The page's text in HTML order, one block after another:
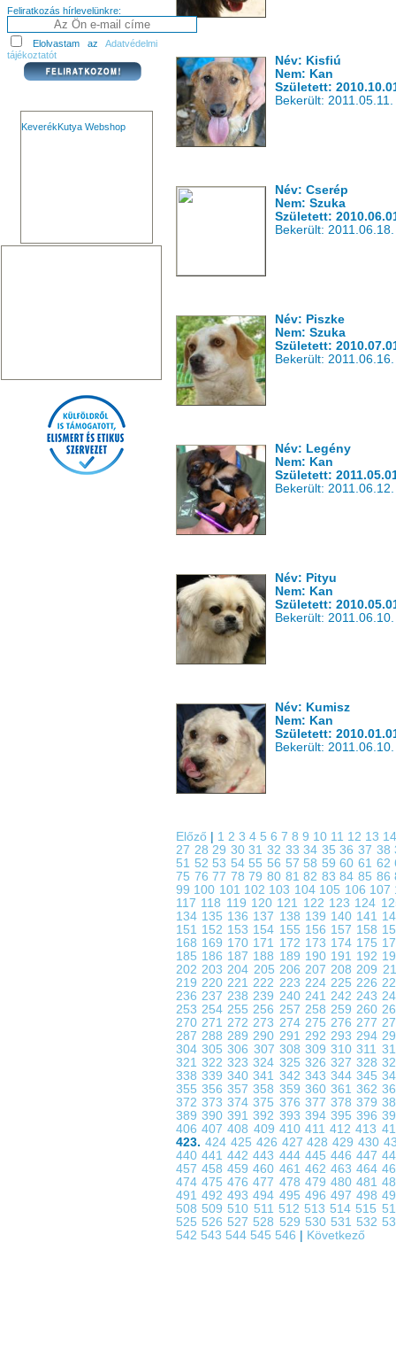
Feliratkozás hírlevelünkre:
Elolvastam az Adatvédelmi
tájékoztatót
KeverékKutya Webshop
Név: Kisfiú
Nem: Kan
Született:
Bekerült: 2011.05.11.
Név: Cserép
Nem: Szuka
Született:
Bekerült: 2011.06.18.
Név: Piszke
Nem: Szuka
Született:
Bekerült: 2011.06.16.
Név: Legény
Nem: Kan
Született:
Bekerült: 2011.06.12.
Név: Pityu
Nem: Kan
Született:
Bekerült: 2011.06.10.
Név: Kumisz
Nem: Kan
Született:
Bekerült: 2011.06.10.
Előző 1 2 3 4 5 6 7 8 9 10 11 12 13
27 2829 303132 3334 353637 38
51 52 53 54 55 56 57 58 596061 62
75 7677 787980 8182 838485 86
99 100 101 102 103 104 105 106 107
117 118 119 120 121 122 123 124
134 135 136 137 138 139 140 141
151 152 153 154 155 156 157 158
168 169 170 171 172 173 174 175
185 186 187 188 189 190 191 192
202203204 205 206 207208209
219220221222 223 224 225 226
236237238239 240 241 242 243
253254255256 257 258 259 260
270271272273 274 275 276 277
287288289290 291 292 293 294
304305306 307 308 309310311
321322323324 325 326 327 328
338339340341 342 343 344 345
355356357358 359 360 361 362
372373374375 376 377 378 379
389390391392 393 394 395 396
406407408 409 410 411412413
423. 424 425 426 427428429430
440441442443 444 445 446 447
457458459460 461 462 463 464
474475476477 478 479 480 481
491492493494 495 496 497 498
508 509 510 511 512 513 514 515
525 526 527 528 529 530 531 532
542 543 544 545 546 Következő